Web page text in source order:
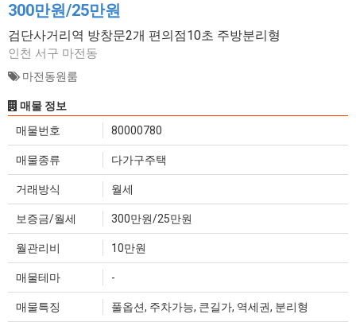
300만원/25만원
검단사거리역 방창문2개 편의점10초 주방분리형
인천 서구 마전동
마전동원룸
매물 정보
매물번호
80000780
매물종류 다가구주택
거래방식 월세
보증금/월세 300만원/25만원
월관리비 10만원
매물테마 -
매물특징 풀옵션, 주차가능, 큰길가, 역세권, 분리형